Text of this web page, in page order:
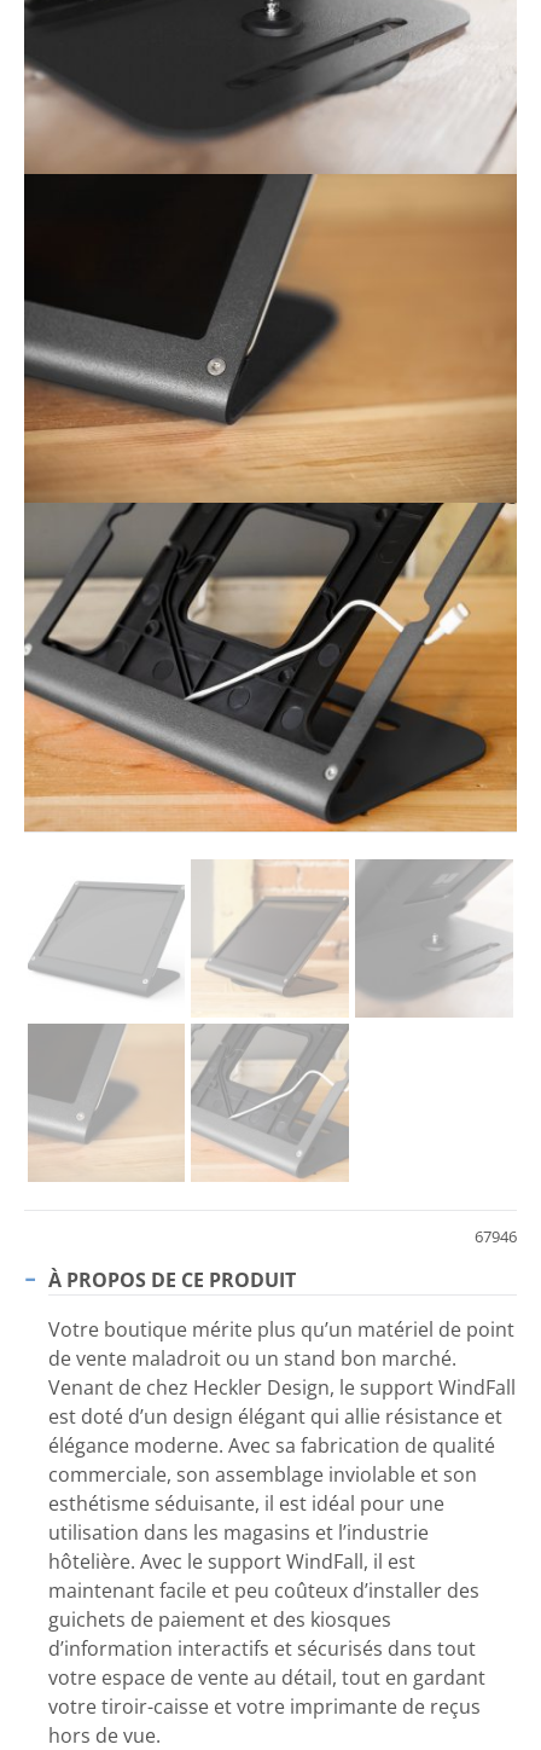
67946
À PROPOS DE CE PRODUIT
Votre boutique mérite plus qu’un matériel de point
de vente maladroit ou un stand bon marché.
Venant de chez Heckler Design, le support WindFall
est doté d’un design élégant qui allie résistance et
élégance moderne. Avec sa fabrication de qualité
commerciale, son assemblage inviolable et son
esthétisme séduisante, il est idéal pour une
utilisation dans les magasins et l’industrie
hôtelière. Avec le support WindFall, il est
maintenant facile et peu coûteux d’installer des
guichets de paiement et des kiosques
d’information interactifs et sécurisés dans tout
votre espace de vente au détail, tout en gardant
votre tiroir-caisse et votre imprimante de reçus
hors de vue.